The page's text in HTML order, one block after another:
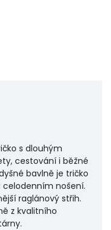
s dlouhým
cestování i běžné
bavlně je tričko
nošení.
raglánový střih.
z kvalitního